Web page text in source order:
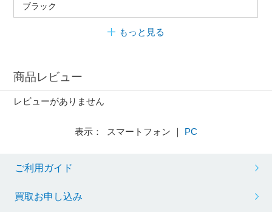
ブラック
もっと見る
商品レビュー
レビューがありません
表示： スマートフォン ｜ PC
ご利用ガイド
買取お申し込み